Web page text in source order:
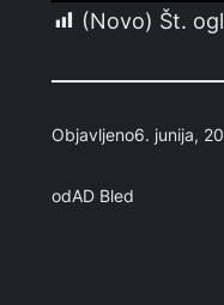
(Novo) Št.
Objavljeno6. junija,
odAD Bled